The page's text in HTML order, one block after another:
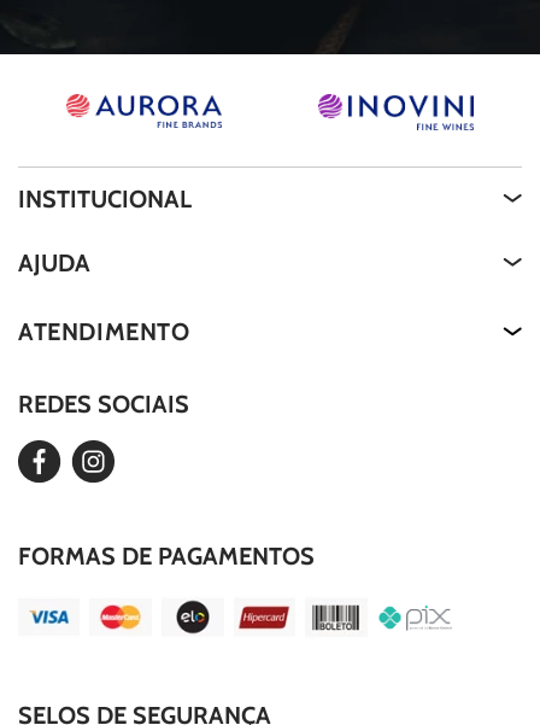
INSTITUCIONAL
Quem Somos
Nossa História
AJUDA
Editar Cookies
Duvidas Frequentes
ATENDIMENTO
REDES SOCIAIS
FORMAS DE PAGAMENTOS
SELOS DE SEGURANÇA